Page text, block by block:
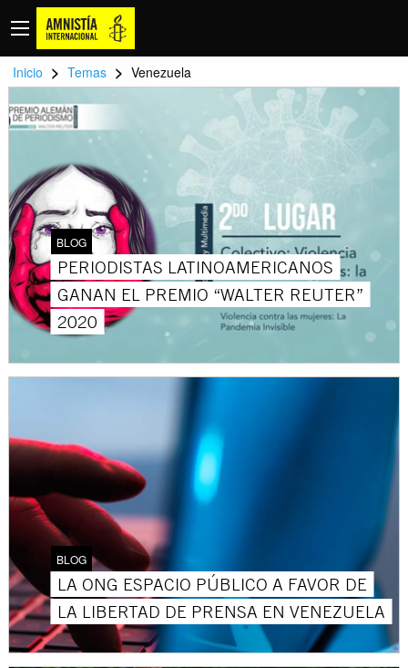
Inicio > Temas > Venezuela
BLOG
PERIODISTAS LATINOAMERICANOS
GANAN EL PREMIO “WALTER REUTER”
2020
BLOG
LA ONG ESPACIO PÚBLICO A FAVOR DE
LA LIBERTAD DE PRENSA EN VENEZUELA